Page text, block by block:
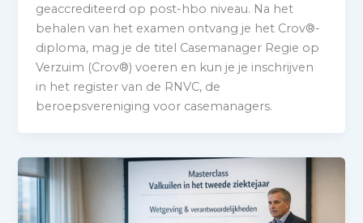
geaccrediteerd op post-hbo niveau. Na het
behalen van het examen ontvang je het Crov®-
diploma, mag je de titel Casemanager Regie op
Verzuim (Crov®) voeren en kun je je inschrijven
in het register van de RNVC, de
beroepsvereniging voor casemanagers.